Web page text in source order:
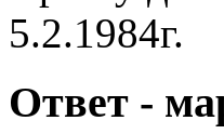
5.2.1984г.
Ответ -